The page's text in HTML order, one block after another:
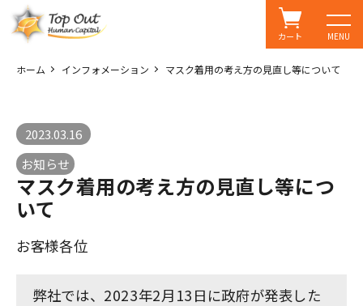
MENU
カート
ホーム インフォメーション マスク着用の考え方の見直し等について
2023.03.16
お知らせ
マスク着用の考え方の見直し等につ
いて
お客様各位
弊社では、2023年2月13日に政府が発表した